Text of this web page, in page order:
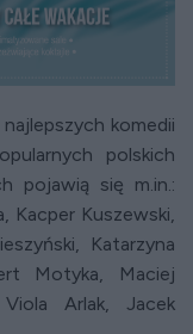
komedii
polskich
pojawią się m.in.:
Kacper Kuszewski,
Katarzyna
Motyka, Maciej
Arlak, Jacek